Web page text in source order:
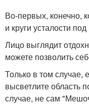
Во-первых, конечно,
и круги усталости
Лицо выглядит
можете позволить
Только в том случае,
высветлите область
случае, не сам